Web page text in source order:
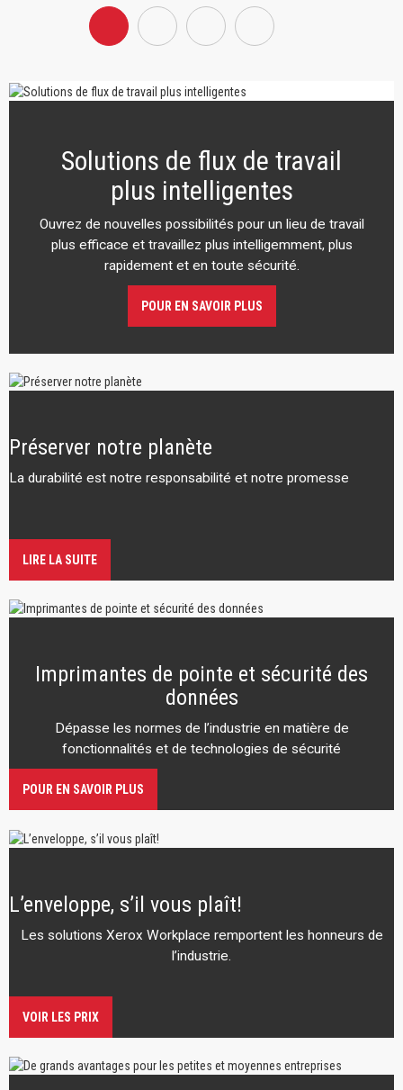
Solutions de flux de travail
plus intelligentes
Ouvrez de nouvelles possibilités pour un lieu de travail
plus efficace et travaillez plus intelligemment, plus
rapidement et en toute sécurité.
POUR EN SAVOIR PLUS
Préserver notre planète
La durabilité est notre responsabilité et notre promesse
LIRE LA SUITE
Imprimantes de pointe et sécurité des
données
Dépasse les normes de l’industrie en matière de
fonctionnalités et de technologies de sécurité
POUR EN SAVOIR PLUS
L’enveloppe, s’il vous plaît!
Les solutions Xerox Workplace remportent les honneurs de
l’industrie.
VOIR LES PRIX